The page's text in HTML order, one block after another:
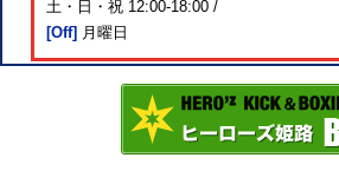
土・日・祝 12:00-18:00 /
[Off] 月曜日